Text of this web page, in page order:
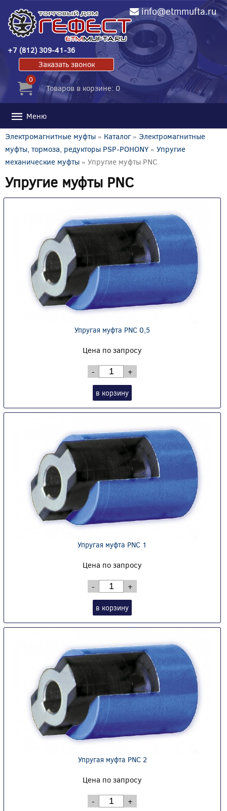
info@etmmufta.ru
+7 (812) 309-41-36
Заказать звонок
0
Товаров в корзине: 0
Меню
Электромагнитные муфты » Каталог» Электромагнитные
муфты, тормоза, редукторы PSP-POHONY » Упругие
механические муфты » Упругие муфты PNC
Упругие муфты PNC
Упругая муфта PNC 0,5
Цена по запросу
- +
в корзину
Упругая муфта PNC 1
Цена по запросу
- +
в корзину
Упругая муфта PNC 2
Цена по запросу
- +